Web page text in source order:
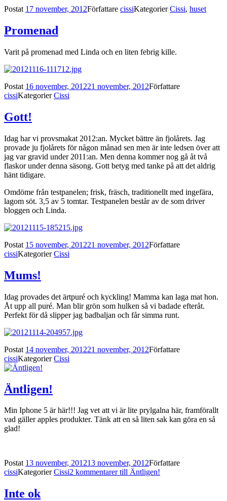
Postat 17 november, 2012Författare cissiKategorierCissi, huset
Promenad
Varit på promenad med Linda och en liten febrig kille.
Postat 16 november, 201221 november, 2012Författare
cissiKategorierCissi
Gott!
Idag har vi provsmakat 2012:an. Mycket bättre än fjolårets. Jag
provade ju fjolårets för någon månad sen men är inte ledsen över att
jag var gravid under 2011:an. Men denna kommer nog gå åt två
flaskor under denna säsong. Gott betyg med tanke på att det aldrig
hänt tidigare.
Omdöme från testpanelen; frisk, fräsch, traditionellt med ingefära,
lagom söt. 3,5 av 5 tomtar. Testpanelen består av de som driver
bloggen och Linda.
Postat 15 november, 201221 november, 2012Författare
cissiKategorierCissi
Mums!
Idag provades det ärtpuré och kyckling! Mamma kan laga mat hon.
Åt upp all puré. Man blir grön som hulken så vi badade efteråt.
Perfekt för då slipper jag badbaljan och får simma runt.
Postat 14 november, 201221 november, 2012Författare
cissiKategorierCissi
Äntligen!
Min Iphone 5 är här!!! Jag vet att vi är lite prylgalna här, framförallt
vad gäller apples produkter. Tänk att en så liten sak kan göra en så
glad!
Postat 13 november, 201213 november, 2012Författare
cissiKategorierCissi2 kommentarertill Äntligen!
Inte ok